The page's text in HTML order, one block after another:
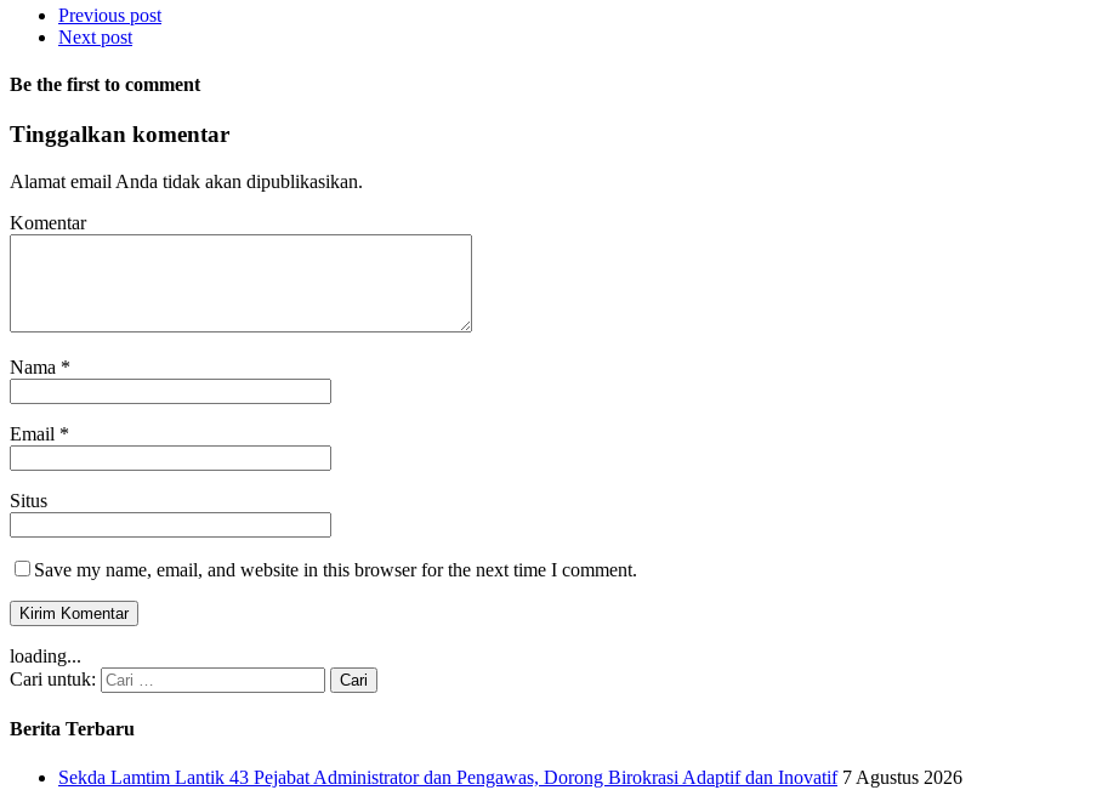
Previous post
Next post
Be the first to comment
Tinggalkan komentar
Alamat email Anda tidak akan dipublikasikan.
Komentar
Nama *
Email *
Situs
Save my name, email, and website in this browser for the next time I comment.
loading...
Cari untuk:
Berita Terbaru
Sekda Lamtim Lantik 43 Pejabat Administrator dan Pengawas, Dorong Birokrasi Adaptif dan Inovatif 7 Agustus 2026